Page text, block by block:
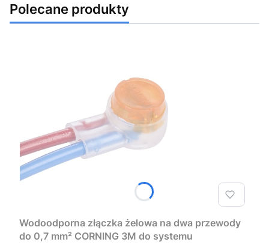
Polecane produkty
Wodoodporna złączka żelowa na dwa przewody
do 0,7 mm² CORNING 3M do systemu